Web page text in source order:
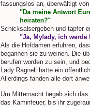
fassungslos an, überwältigt
"Da meine Antwort
heiraten?"
Schicksalsergeben und tapfer
"Ja, Mylady, ich
Als die Hofdamen erfuhren,
begannen sie zu weinen. Die
berufen worden zu sein, und
Lady Ragnell hatte ein
Allerdings fanden alle dort
Um Mitternacht begab sich
das Kaminfeuer, bis ihr